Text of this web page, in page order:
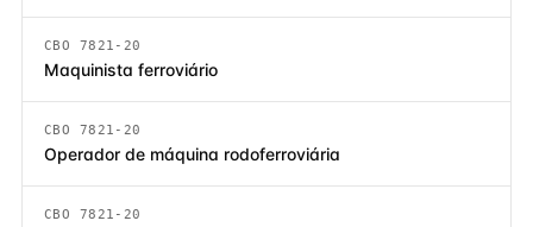
CBO 7821-20
Maquinista ferroviário
CBO 7821-20
Operador de máquina rodoferroviária
CBO 7821-20